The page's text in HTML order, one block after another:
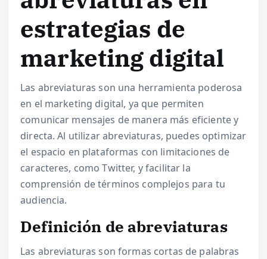
estrategias de
marketing digital
Las abreviaturas son una herramienta poderosa
en el marketing digital, ya que permiten
comunicar mensajes de manera más eficiente y
directa. Al utilizar abreviaturas, puedes optimizar
el espacio en plataformas con limitaciones de
caracteres, como Twitter, y facilitar la
comprensión de términos complejos para tu
audiencia.
Definición de abreviaturas
Las abreviaturas son formas cortas de palabras